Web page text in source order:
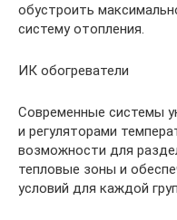
обустроить
систему отопления.
ИК обогреватели
Современные системы
и регуляторами
возможности для
тепловые зоны и
условий для каждой